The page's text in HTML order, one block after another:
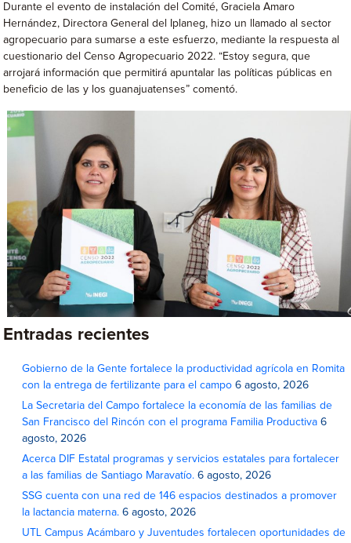
Durante el evento de instalación del Comité, Graciela Amaro
Hernández, Directora General del Iplaneg, hizo un llamado al sector
agropecuario para sumarse a este esfuerzo, mediante la respuesta al
cuestionario del Censo Agropecuario 2022. “Estoy segura, que
arrojará información que permitirá apuntalar las políticas públicas en
beneficio de las y los guanajuatenses” comentó.
Entradas recientes
Gobierno de la Gente fortalece la productividad agrícola en Romita
con la entrega de fertilizante para el campo 6 agosto, 2026
La Secretaria del Campo fortalece la economía de las familias de
San Francisco del Rincón con el programa Familia Productiva 6
agosto, 2026
Acerca DIF Estatal programas y servicios estatales para fortalecer
a las familias de Santiago Maravatío. 6 agosto, 2026
SSG cuenta con una red de 146 espacios destinados a promover
la lactancia materna. 6 agosto, 2026
UTL Campus Acámbaro y Juventudes fortalecen oportunidades de